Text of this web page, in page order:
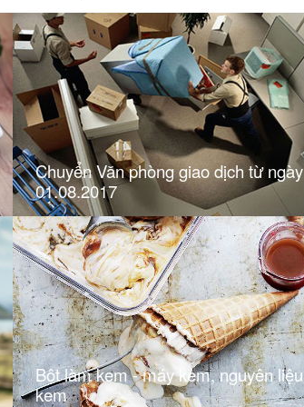
Chuyển Văn phòng giao dịch từ ngày
01.08.2017
Bột làm kem - máy kem, nguyên liệu
kem